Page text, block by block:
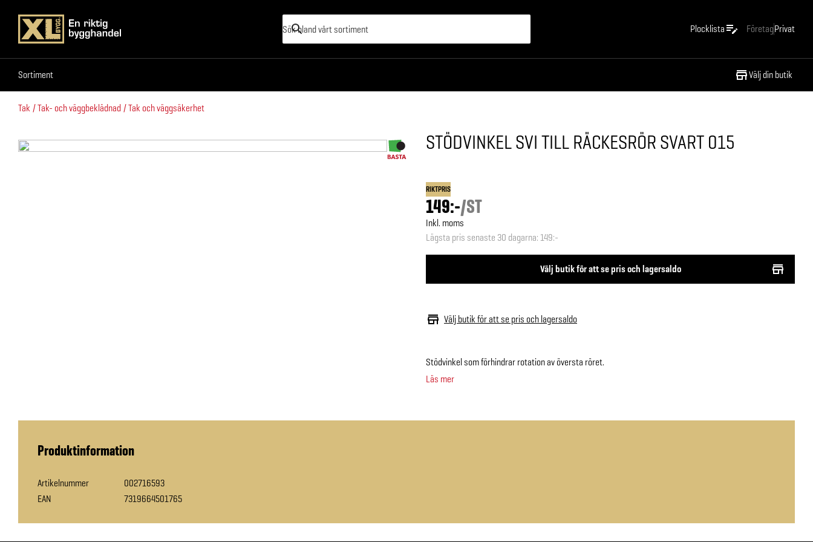
Plocklista FöretagPrivat
Sortiment Välj din butik
Sortiment
Tak Tak- och väggbeklädnad Tak och väggsäkerhet
STÖDVINKEL SVI TILL RÄCKESRÖR SVART 015
RIKTPRIS
149:-/ST
Inkl. moms
Lägsta pris senaste 30 dagarna: 149:-
Välj butik för att se pris och lagersaldo
Välj butik för att se pris och lagersaldo
Stödvinkel som förhindrar rotation av översta röret.
Läs mer
Produktinformation
Artikelnummer
002716593
EAN
7319664501765